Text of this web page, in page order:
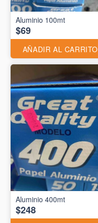
$69
AÑADIR AL CARRITO
Aluminio 400mt
$248